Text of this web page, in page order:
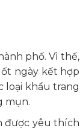
phố. Vì thế,
ngày kết hợp
loại khẩu trang
mụn.
được yêu thích